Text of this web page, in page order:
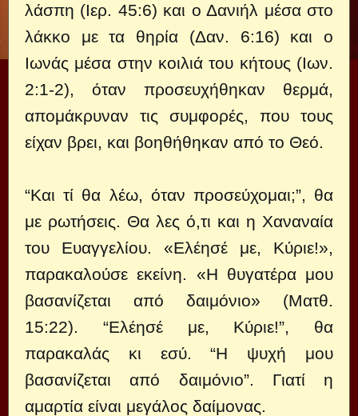
λάσπη (Ιερ. 45:6) και ο Δανιήλ μέσα στο
λάκκο με τα θηρία (Δαν. 6:16) και ο
Ιωνάς μέσα στην κοιλιά του κήτους (Ιων.
2:1-2), όταν προσευχήθηκαν θερμά,
απομάκρυναν τις συμφορές, που τους
είχαν βρει, και βοηθήθηκαν από το Θεό.
“Και τί θα λέω, όταν προσεύχομαι;”, θα
με ρωτήσεις. Θα λες ό,τι και η Χαναναία
του Ευαγγελίου. «Ελέησέ με, Κύριε!»,
παρακαλούσε εκείνη. «Η θυγατέρα μου
βασανίζεται από δαιμόνιο» (Ματθ.
15:22). “Ελέησέ με, Κύριε!”, θα
παρακαλάς κι εσύ. “Η ψυχή μου
βασανίζεται από δαιμόνιο”. Γιατί η
αμαρτία είναι μεγάλος δαίμονας.